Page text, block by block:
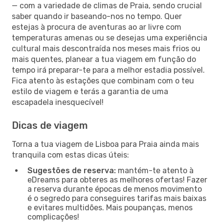
— com a variedade de climas de Praia, sendo crucial
saber quando ir baseando-nos no tempo. Quer
estejas à procura de aventuras ao ar livre com
temperaturas amenas ou se desejas uma experiência
cultural mais descontraída nos meses mais frios ou
mais quentes, planear a tua viagem em função do
tempo irá preparar-te para a melhor estadia possível.
Fica atento às estações que combinam com o teu
estilo de viagem e terás a garantia de uma
escapadela inesquecível!
Dicas de viagem
Torna a tua viagem de Lisboa para Praia ainda mais
tranquila com estas dicas úteis:
Sugestões de reserva: mantém-te atento à
eDreams para obteres as melhores ofertas! Fazer
a reserva durante épocas de menos movimento
é o segredo para conseguires tarifas mais baixas
e evitares multidões. Mais poupanças, menos
complicações!